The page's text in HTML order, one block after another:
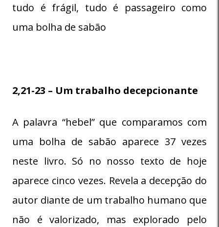
tudo é frágil, tudo é passageiro como
uma bolha de sabão
2,21-23 – Um trabalho decepcionante
A palavra “hebel” que comparamos com
uma bolha de sabão aparece 37 vezes
neste livro. Só no nosso texto de hoje
aparece cinco vezes. Revela a decepção do
autor diante de um trabalho humano que
não é valorizado, mas explorado pelo